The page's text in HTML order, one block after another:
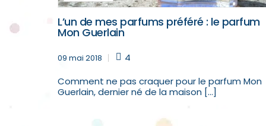
L’un de mes parfums préféré : le parfum
Mon Guerlain
09 mai 2018
4
Comment ne pas craquer pour le parfum Mon
Guerlain, dernier né de la maison […]